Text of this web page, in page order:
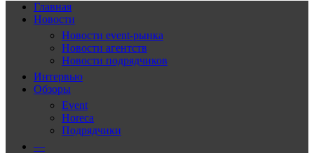
Главная
Новости
Новости event-рынка
Новости агентств
Новости подрядчиков
Интервью
Обзоры
Event
Horeca
Подрядчики
—